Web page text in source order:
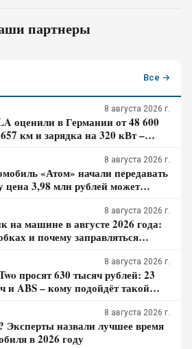
партнеры
Все →
8 августа 2026 г.
оценили в Германии от 48 600
км и зарядка на 320 кВт –
8 августа 2026 г.
«Атом» начали передавать
цена 3,98 млн рублей может
8 августа 2026 г.
на машине в августе 2026 года:
и почему заправляться
8 августа 2026 г.
просят 630 тысяч рублей: 23
и ABS – кому подойдёт такой
8 августа 2026 г.
Эксперты назвали лучшее время
в 2026 году